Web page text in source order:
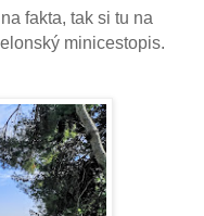
fakta, tak si tu na
minicestopis.